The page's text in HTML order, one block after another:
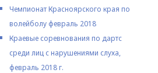
Чемпионат Красноярского края по
волейболу февраль 2018
Краевые соревнования по дартс
среди лиц с нарушениями слуха,
февраль 2018 г.